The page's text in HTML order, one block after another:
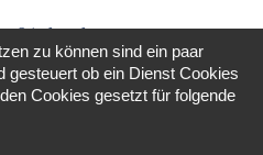
• Seite1von1
Gehe zu
zu können sind ein paar
gesteuert ob ein Dienst Cookies
Cookies gesetzt für folgende